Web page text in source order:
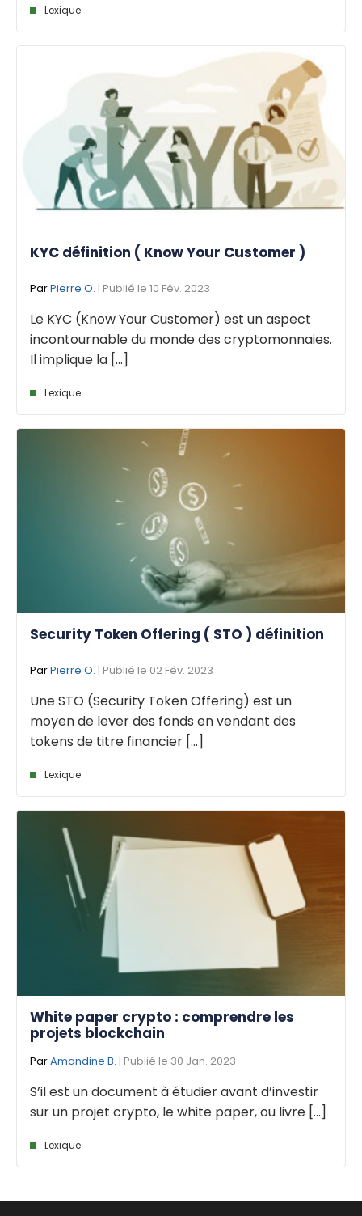
Lexique
KYC définition ( Know Your Customer )
ParPierre O. | Publié le 10 Fév. 2023
Le KYC (Know Your Customer) est un aspect
incontournable du monde des cryptomonnaies.
Il implique la [...]
Lexique
Security Token Offering ( STO ) définition
ParPierre O. | Publié le 02 Fév. 2023
Une STO (Security Token Offering) est un
moyen de lever des fonds en vendant des
tokens de titre financier [...]
Lexique
White paper crypto : comprendre les
projets blockchain
ParAmandine B. | Publié le 30 Jan. 2023
S’il est un document à étudier avant d’investir
sur un projet crypto, le white paper, ou livre [...]
Lexique